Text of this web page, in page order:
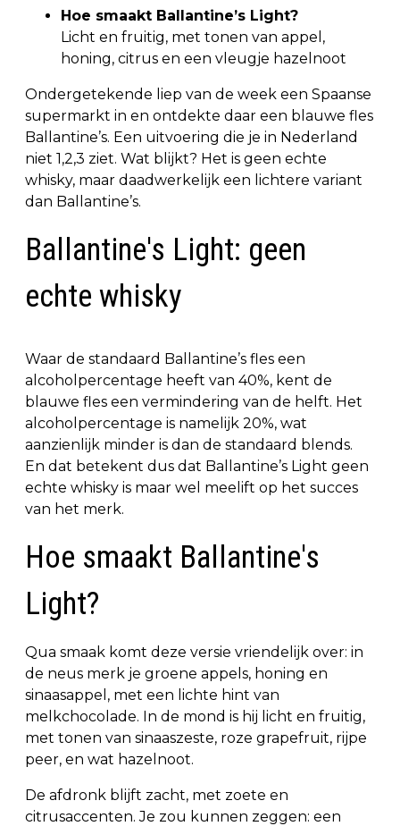
Hoe smaakt Ballantine’s Light?
Licht en fruitig, met tonen van appel,
honing, citrus en een vleugje hazelnoot
Ondergetekende liep van de week een Spaanse
supermarkt in en ontdekte daar een blauwe fles
Ballantine’s. Een uitvoering die je in Nederland
niet 1,2,3 ziet. Wat blijkt? Het is geen echte
whisky, maar daadwerkelijk een lichtere variant
dan Ballantine’s.
Ballantine's Light: geen
echte whisky
Waar de standaard Ballantine’s fles een
alcoholpercentage heeft van 40%, kent de
blauwe fles een vermindering van de helft. Het
alcoholpercentage is namelijk 20%, wat
aanzienlijk minder is dan de standaard blends.
En dat betekent dus dat Ballantine’s Light geen
echte whisky is maar wel meelift op het succes
van het merk.
Hoe smaakt Ballantine's
Light?
Qua smaak komt deze versie vriendelijk over: in
de neus merk je groene appels, honing en
sinaasappel, met een lichte hint van
melkchocolade. In de mond is hij licht en fruitig,
met tonen van sinaaszeste, roze grapefruit, rijpe
peer, en wat hazelnoot.
De afdronk blijft zacht, met zoete en
citrusaccenten. Je zou kunnen zeggen: een